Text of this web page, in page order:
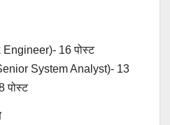
Engineer)- 16 पोस्ट
System Analyst)- 13
पोस्ट